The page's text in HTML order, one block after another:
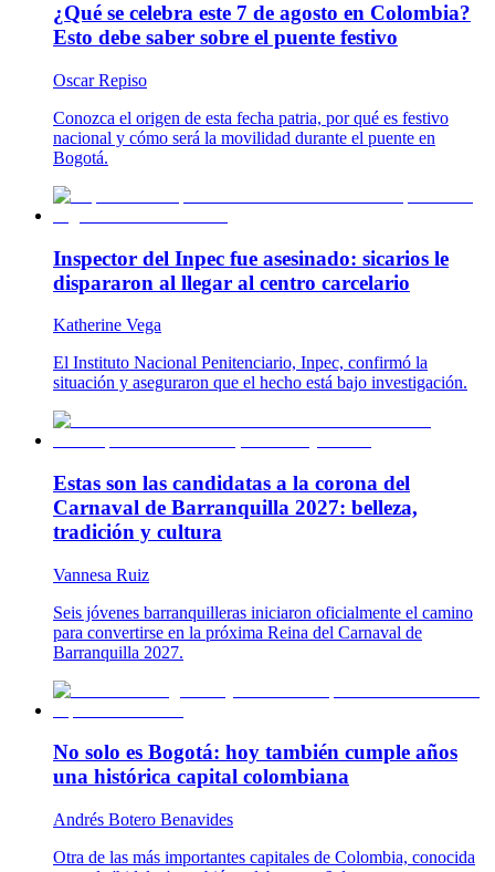
¿Qué se celebra este 7 de agosto en Colombia?
Esto debe saber sobre el puente festivo
Oscar Repiso
Conozca el origen de esta fecha patria, por qué es festivo
nacional y cómo será la movilidad durante el puente en
Bogotá.
Inspector del Inpec fue asesinado: sicarios le
dispararon al llegar al centro carcelario
Katherine Vega
El Instituto Nacional Penitenciario, Inpec, confirmó la
situación y aseguraron que el hecho está bajo investigación.
Estas son las candidatas a la corona del
Carnaval de Barranquilla 2027: belleza,
tradición y cultura
Vannesa Ruiz
Seis jóvenes barranquilleras iniciaron oficialmente el camino
para convertirse en la próxima Reina del Carnaval de
Barranquilla 2027.
No solo es Bogotá: hoy también cumple años
una histórica capital colombiana
Andrés Botero Benavides
Otra de las más importantes capitales de Colombia, conocida